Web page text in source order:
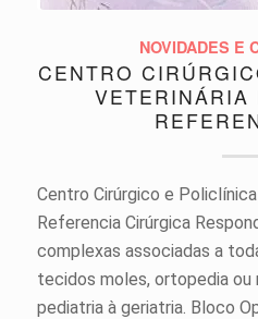
NOVIDADES E
CENTRO
VETERINÁRIA
Centro Cirúrgico e
Referencia Cirúrgica
complexas associadas a
tecidos moles, ortopedia ou
pediatria à geriatria. Bloco